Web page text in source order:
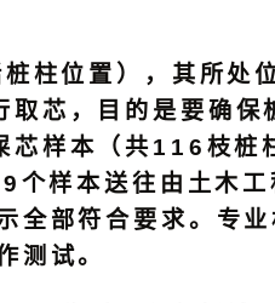
位置），其所处
芯，目的是要确保
芯样本（共116枝桩
样本送往由土木
全部符合要求。专
测试。